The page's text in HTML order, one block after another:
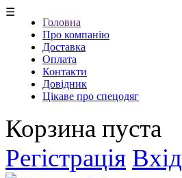
☰
Головна
Про компанію
Доставка
Оплата
Контакти
Довідник
Цікаве про спецодяг
Корзина пуста
Регістрація Вхід